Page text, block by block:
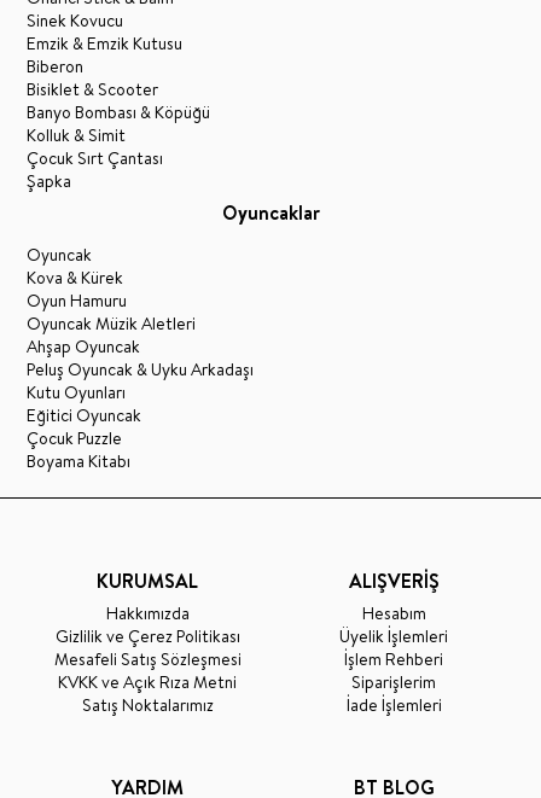
Sinek Kovucu
Emzik & Emzik Kutusu
Biberon
Bisiklet & Scooter
Banyo Bombası & Köpüğü
Kolluk & Simit
Çocuk Sırt Çantası
Şapka
Oyuncaklar
Oyuncak
Kova & Kürek
Oyun Hamuru
Oyuncak Müzik Aletleri
Ahşap Oyuncak
Peluş Oyuncak & Uyku Arkadaşı
Kutu Oyunları
Eğitici Oyuncak
Çocuk Puzzle
Boyama Kitabı
KURUMSAL
Hakkımızda
Gizlilik ve Çerez Politikası
Mesafeli Satış Sözleşmesi
KVKK ve Açık Rıza Metni
Satış Noktalarımız
ALIŞVERİŞ
Hesabım
Üyelik İşlemleri
İşlem Rehberi
Siparişlerim
İade İşlemleri
YARDIM BT BLOG